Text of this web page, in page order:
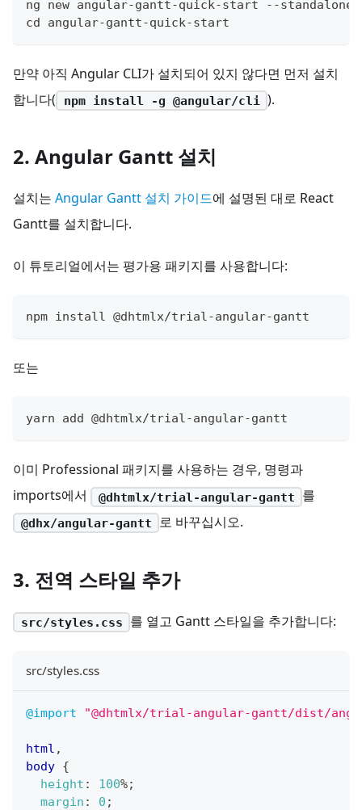
ng new angular-gantt-quick-start --
cd angular-gantt-quick-start
만약 아직 Angular CLI가 설치되어 있지 않다면 먼저 설치
합니다(
npm install -g @angular/cli ).
2. Angular Gantt 설치
설치는 Angular Gantt 설치 가이드에 설명된 대로 React
Gantt를 설치합니다.
이 튜토리얼에서는 평가용 패키지를 사용합니다:
npm install @dhtmlx/trial-angular-gantt
또는
yarn add @dhtmlx/trial-angular-gantt
이미 Professional 패키지를 사용하는 경우, 명령과
imports에서
@dhtmlx/trial-angular-gantt 를
@dhx/angular-gantt 로 바꾸십시오.
3. 전역 스타일 추가
src/styles.css 를 열고 Gantt 스타일을 추가합니다:
src/styles.css
@import "@dhtmlx/trial-angular-gantt/dist/
html ,
body {
height : 100%;
margin : 0 ;